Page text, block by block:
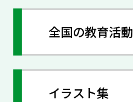
全国の教育活動
イラスト集